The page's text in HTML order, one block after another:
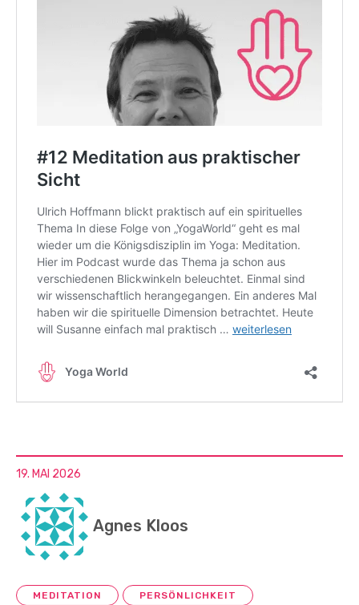
19. MAI 2026
Agnes Kloos
MEDITATION PERSÖNLICHKEIT